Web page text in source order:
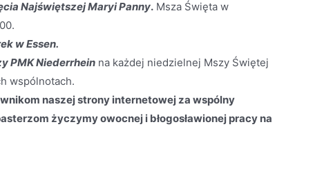
Najświętszej Maryi Panny. Msza Święta w
w Essen.
PMK Niederrhein na każdej niedzielnej Mszy Świętej
wspólnotach.
naszej strony internetowej za wspólny
życzymy owocnej i błogosławionej pracy na